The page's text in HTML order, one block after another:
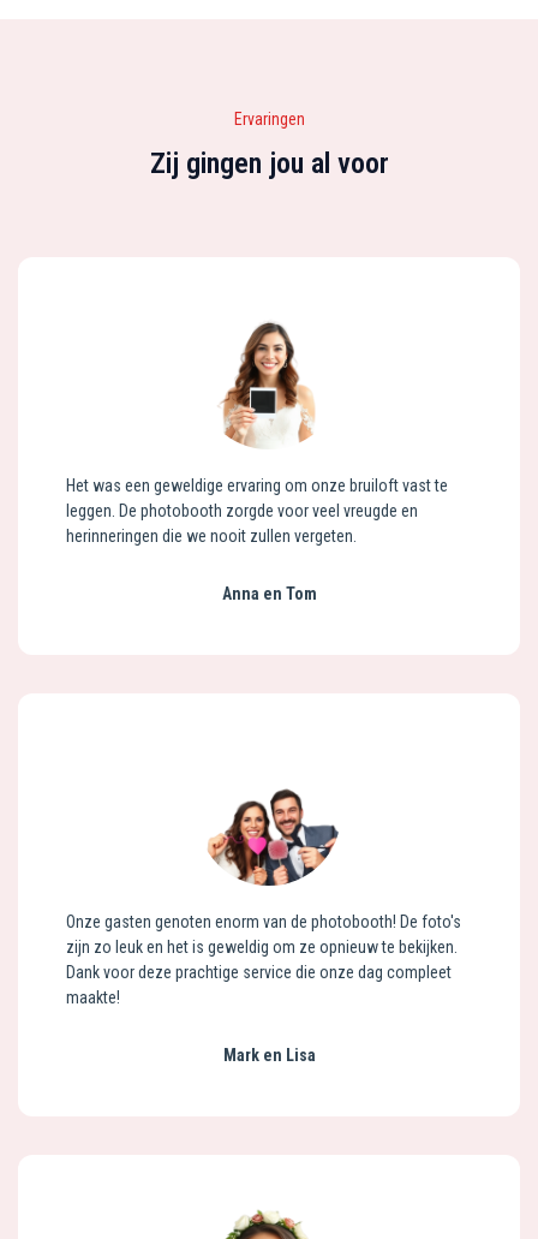
Ervaringen
Zij gingen jou al voor
Het was een geweldige ervaring om onze bruiloft vast te
leggen. De photobooth zorgde voor veel vreugde en
herinneringen die we nooit zullen vergeten.
Anna en Tom
Onze gasten genoten enorm van de photobooth! De foto's
zijn zo leuk en het is geweldig om ze opnieuw te bekijken.
Dank voor deze prachtige service die onze dag compleet
maakte!
Mark en Lisa